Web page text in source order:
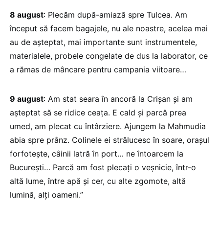
8 august: Plecăm după-amiază spre Tulcea. Am
început să facem bagajele, nu ale noastre, acelea mai
au de aşteptat, mai importante sunt instrumentele,
materialele, probele congelate de dus la laborator, ce
a rămas de mâncare pentru campania viitoare…
9 august: Am stat seara în ancoră la Crişan şi am
aşteptat să se ridice ceaţa. E cald şi parcă prea
umed, am plecat cu întârziere. Ajungem la Mahmudia
abia spre prânz. Colinele ei strălucesc în soare, oraşul
forfoteşte, câinii latră în port… ne întoarcem la
Bucureşti… Parcă am fost plecaţi o veşnicie, într-o
altă lume, între apă şi cer, cu alte zgomote, altă
lumină, alţi oameni.”